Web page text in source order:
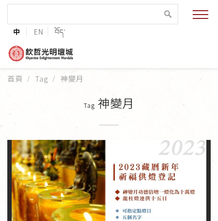
中 EN བོད་
緣起與願景
法王與上師的祝福
巴麥欽哲傳承
第三世巴麥欽哲仁波切
首頁 Tag 神變月
Tag 神變月